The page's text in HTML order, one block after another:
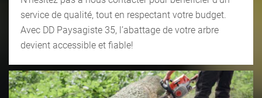
service de qualité, tout en respectant votre budget.
Avec DD Paysagiste 35, l’abattage de votre arbre
devient accessible et fiable!